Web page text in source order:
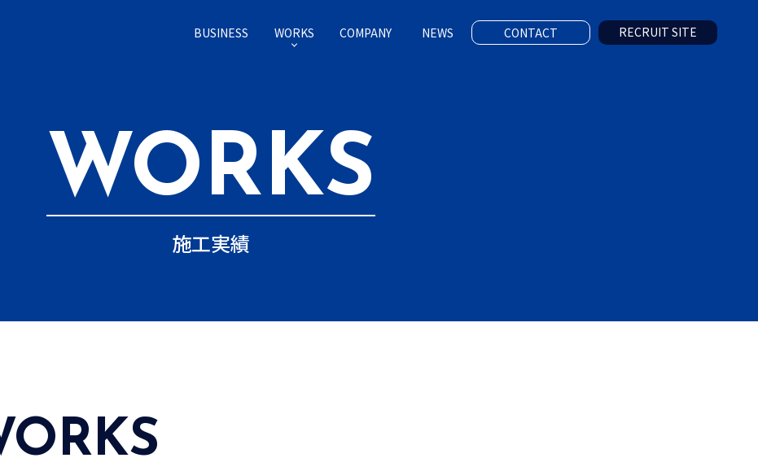
BUSINESS
WORKS
COMPANY
NEWS
CONTACT
RECRUIT SITE
WORKS
施工実績